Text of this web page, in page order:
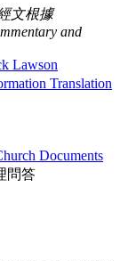
文根據
and
Lawson
Translation
Documents
問答